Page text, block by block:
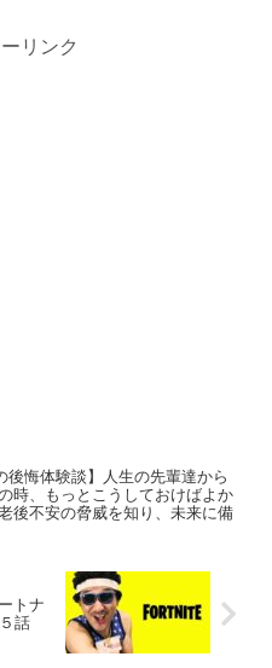
リンク
後悔体験談】人生の先輩達から
時、もっとこうしておけばよか
後不安の脅威を知り、未来に備
トナ
話